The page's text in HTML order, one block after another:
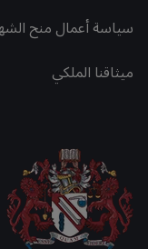
سياسة أعمال منح
ميثاقنا الملكي